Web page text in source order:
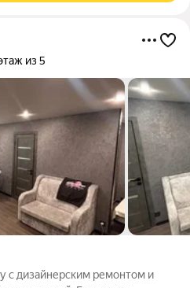
из 5
с дизайнерским ремонтом и